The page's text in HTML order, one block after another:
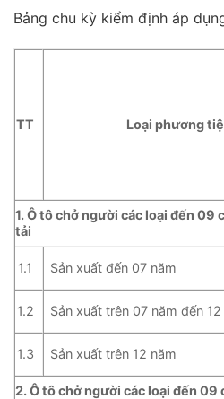
Bảng chu kỳ kiểm định áp
TT Loại phương
1. Ô tô chở người các loại đến 09
tải
1.1 Sản xuất đến 07 năm
1.2 Sản xuất trên 07 năm đến 12
1.3 Sản xuất trên 12 năm
2. Ô tô chở người các loại đến 09